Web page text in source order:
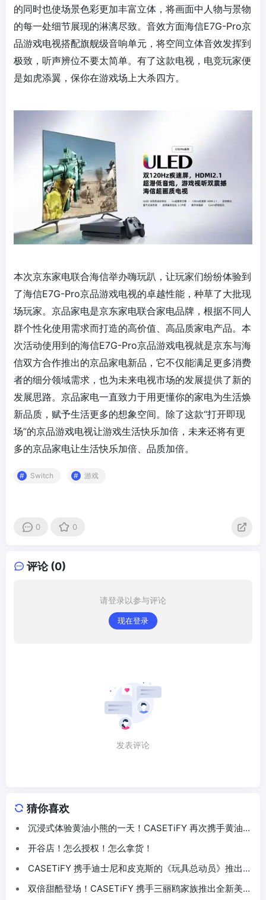
的同时也使场景色彩更加丰富立体，将画面中人物与景物
的每一处细节展现的淋漓尽致。音效方面海信E7G-Pro京
品游戏电视搭配旗舰级音响单元，将空间立体音效发挥到
极致，听声辨位不要太简单。有了这款电视，电竞玩家便
是如虎添翼，保你在游戏场上大杀四方。
本次京东家电联合海信举办嗨玩趴，让玩家们纷纷体验到
了海信E7G-Pro京品游戏电视的卓越性能，种草了大批现
场玩家。京品家电是京东家电联合家电品牌，根据不同人
群个性化使用需求而打造的高价值、高品质家电产品。本
次活动使用到的海信E7G-Pro京品游戏电视就是京东与海
信双方合作推出的京品家电新品，它不仅能满足更多消费
者的细分领域需求，也为未来电视市场的发展提供了新的
发展思路。京品家电一直致力于用更懂你的家电为生活焕
新品质，赋予生活更多的想象空间。除了这款“打开即现
场”的京品游戏电视让游戏生活快乐加倍，未来还将有更
多的京品家电让生活快乐加倍、品质加倍。
Switch 游戏
0 0
评论 (0)
请登录以参与评论
现在登录
发表评论
猜你喜欢
沉浸式体验黄油小熊的一天！CASETiFY 再次携手黄油小
熊推出联名系列
开谷店！怎么授权！怎么拿货！
CASETiFY 携手迪士尼和皮克斯的《玩具总动员》推出
30 周年主题联名系列
双倍甜酷登场！CASETiFY 携手三丽鸥家族推出全新美乐